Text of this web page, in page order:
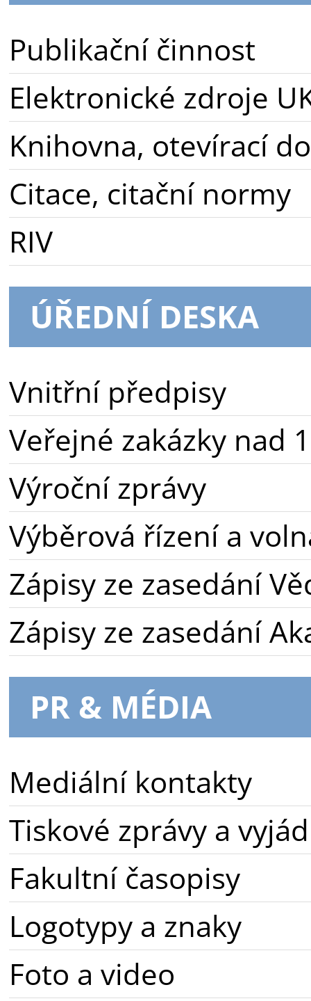
Publikační činnost
Elektronické zdroje
Knihovna, otevírací
Citace, citační normy
RIV
ÚŘEDNÍ DESKA
Vnitřní předpisy
Veřejné zakázky nad
Výroční zprávy
Výběrová řízení a
Zápisy ze zasedání
Zápisy ze zasedání
PR & MÉDIA
Mediální kontakty
Tiskové zprávy a
Fakultní časopisy
Logotypy a znaky
Foto a video